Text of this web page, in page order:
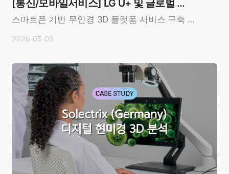
[통신/모바일서비스] LG U+ 및 글로벌 통
신사
스마트폰 기반 무안경 3D 플랫폼 서비스 구축 사
2026-03-09